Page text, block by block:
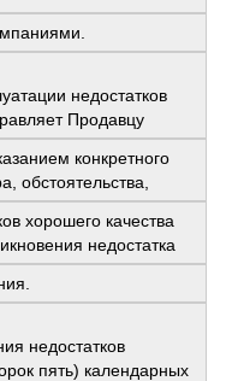
недостатков
Продавцу
конкретного
обстоятельства,
хорошего качества
недостатка
недостатков
пять) календарных